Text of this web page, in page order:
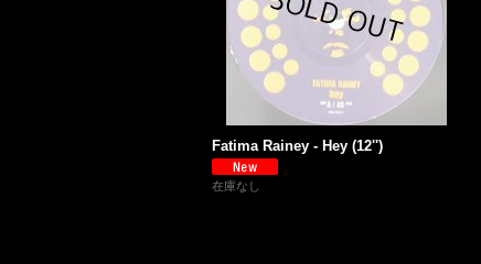
Fatima Rainey - Hey (12'')
在庫なし